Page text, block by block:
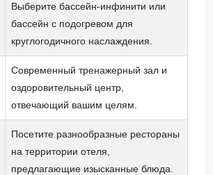
Выберите бассейн-инфинити или
бассейн с подогревом для
круглогодичного наслаждения.
Современный тренажерный зал и
оздоровительный центр,
отвечающий вашим целям.
Посетите разнообразные рестораны
на территории отеля,
предлагающие изысканные блюда.